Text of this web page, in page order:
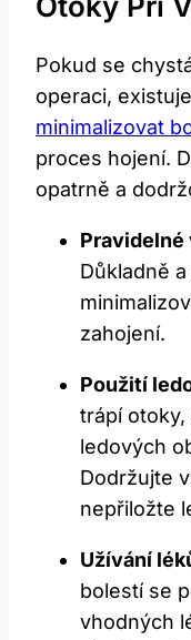
Pokud se
operaci,
minimalizovat
proces hojení.
opatrně a
Důkladně
zahojení.
Použití
trápí otoky,
ledových
Dodržujte
nepřiložte
Užívání
bolestí se
vhodných